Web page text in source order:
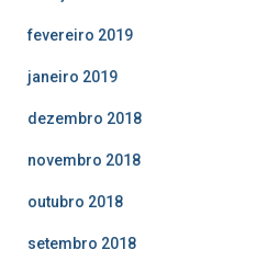
fevereiro 2019
janeiro 2019
dezembro 2018
novembro 2018
outubro 2018
setembro 2018